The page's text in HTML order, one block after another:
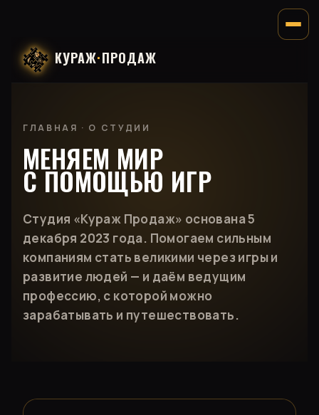
КУРАЖ·ПРОДАЖ
ГЛАВНАЯ · О СТУДИИ
МЕНЯЕМ МИР
С ПОМОЩЬЮ ИГР
Студия «Кураж Продаж» основана 5
декабря 2023 года. Помогаем сильным
компаниям стать великими через игры и
развитие людей — и даём ведущим
профессию, с которой можно
зарабатывать и путешествовать.